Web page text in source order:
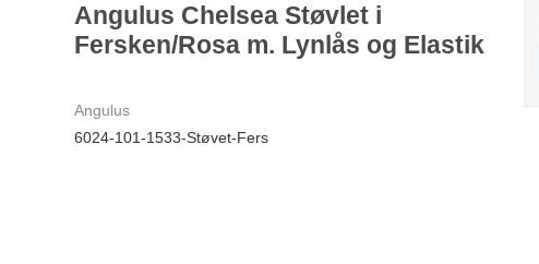
Angulus Chelsea Støvlet i
Fersken/Rosa m. Lynlås og Elastik
Angulus
6024-101-1533-Støvet-Fers